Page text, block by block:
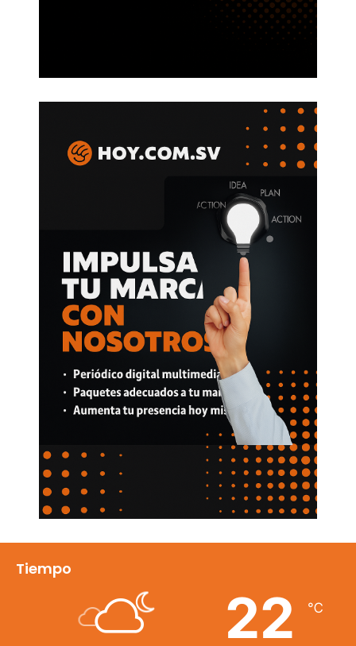
Tiempo
22 ℃